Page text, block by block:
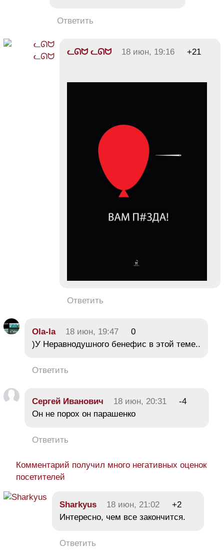
Ответить
ᓚᘏᗢ ᓚᘏᗢ 18 июн, 19:16 +21
Ответить
Ola-la 18 июн, 19:47
0
)У Неравнодушного бенефис в этой теме..
Ответить
Сергей Иванович 18 июн, 20:31
-4
Он не порох он парашенко
Ответить
Комментарий получил много негативных оценок
посетителей
Sharkyus 18 июн, 21:02
+2
Интересно, чем все закончится.
Ответить